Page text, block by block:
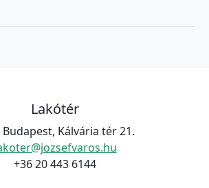
Lakótér
Budapest, Kálvária tér 21.
+36 20 443 6144